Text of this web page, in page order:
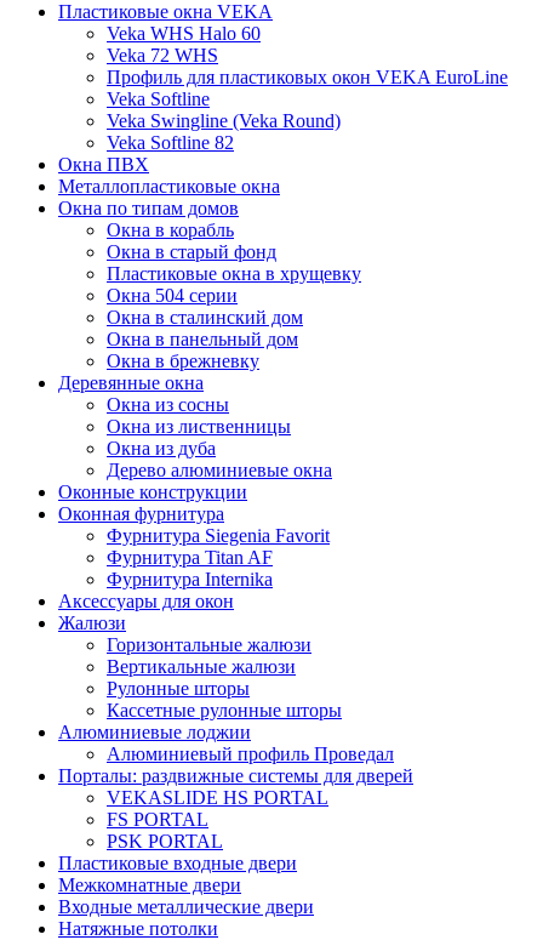
Пластиковые окна VEKA
Veka WHS Halo 60
Veka 72 WHS
Профиль для пластиковых окон VEKA EuroLine
Veka Softline
Veka Swingline (Veka Round)
Veka Softline 82
Окна ПВХ
Металлопластиковые окна
Окна по типам домов
Окна в корабль
Окна в старый фонд
Пластиковые окна в хрущевку
Окна 504 серии
Окна в сталинский дом
Окна в панельный дом
Окна в брежневку
Деревянные окна
Окна из сосны
Окна из лиственницы
Окна из дуба
Дерево алюминиевые окна
Оконные конструкции
Оконная фурнитура
Фурнитура Siegenia Favorit
Фурнитура Titan AF
Фурнитура Internika
Аксессуары для окон
Жалюзи
Горизонтальные жалюзи
Вертикальные жалюзи
Рулонные шторы
Кассетные рулонные шторы
Алюминиевые лоджии
Алюминиевый профиль Проведал
Порталы: раздвижные системы для дверей
VEKASLIDE HS PORTAL
FS PORTAL
PSK PORTAL
Пластиковые входные двери
Межкомнатные двери
Входные металлические двери
Натяжные потолки